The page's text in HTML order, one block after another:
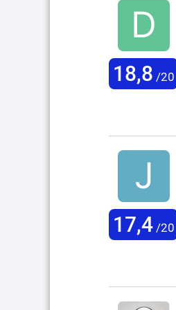
18,8 /20
17,4/20